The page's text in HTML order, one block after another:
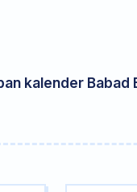
kalender Babad